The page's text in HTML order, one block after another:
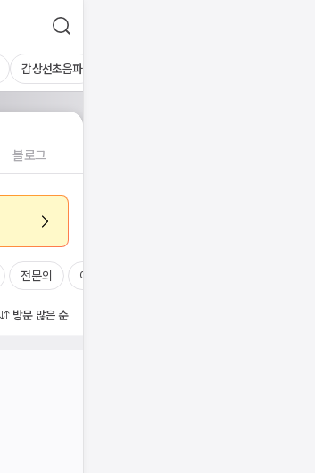
갑상선초음파
블로그
전문의 여의사
방문 많은 순